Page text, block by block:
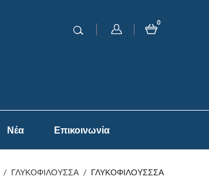
0
Νέα Επικοινωνία
/ ΓΛΥΚΟΦΙΛΟΥΣΣΑ / ΓΛΥΚΟΦΙΛΟΥΣΣΣΑ